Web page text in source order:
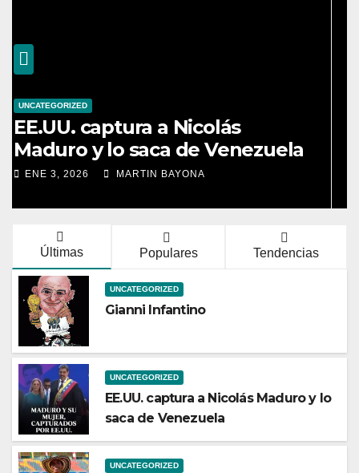
UNCATEGORIZED
¡Colombia es campeona de los
Juegos Bolivarianos 2025 !
DIC 9, 2025 MARTIN BAYONA
Últimas Populares Tendencias
UNCATEGORIZED
Gianni Infantino
UNCATEGORIZED
EE.UU. captura a Nicolás Maduro y lo
saca de Venezuela
UNCATEGORIZED